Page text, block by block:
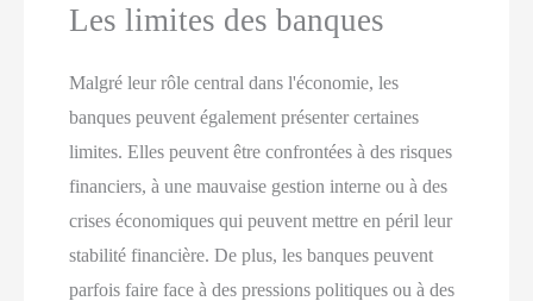
Les limites des banques
Malgré leur rôle central dans l'économie, les
banques peuvent également présenter certaines
limites. Elles peuvent être confrontées à des risques
financiers, à une mauvaise gestion interne ou à des
crises économiques qui peuvent mettre en péril leur
stabilité financière. De plus, les banques peuvent
parfois faire face à des pressions politiques ou à des